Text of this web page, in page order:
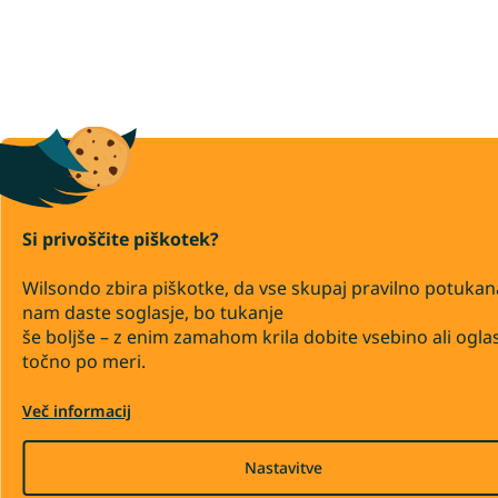
Si privoščite piškotek?
Wilsondo zbira piškotke, da vse skupaj pravilno
nam daste soglasje, bo tukanje
še boljše – z enim zamahom krila dobite vsebino ali
točno po meri.
Več informacij
Nastavitve